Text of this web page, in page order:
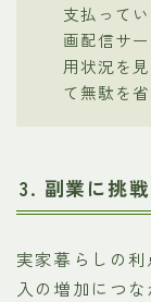
支払って
画配信サ
用状況を
て無駄を
3. 副業に挑
実家暮らしの
入の増加につ